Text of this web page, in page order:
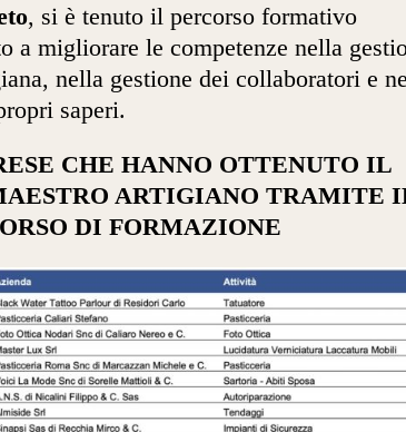
, si è tenuto il percorso formativo
a migliorare le competenze nella
nella gestione dei collaboratori e
saperi.
CHE HANNO OTTENUTO IL
ARTIGIANO TRAMITE
DI FORMAZIONE